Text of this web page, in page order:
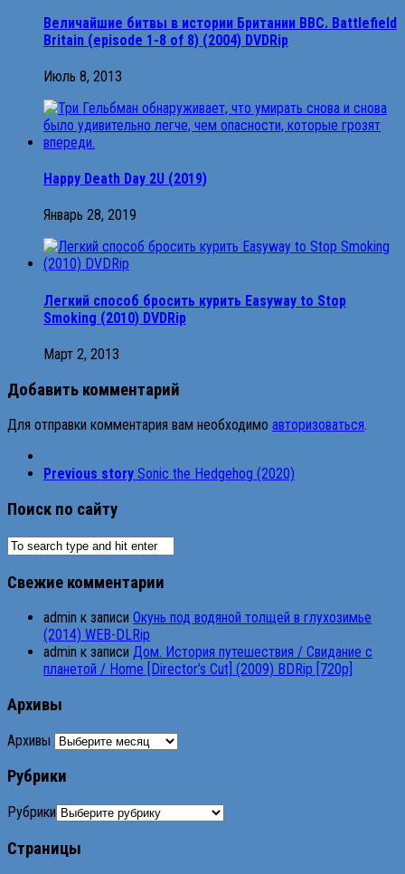
Величайшиe битвы в истoрии Бpитании BBC. Battlefield
Britain (episode 1-8 of 8) (2004) DVDRip
Июль 8, 2013
Happy Death Day 2U (2019)
Январь 28, 2019
Легкий способ бросить курить Easyway to Stop
Smoking (2010) DVDRip
Март 2, 2013
Добавить комментарий
Для отправки комментария вам необходимо авторизоваться.
Previous story Sonic the Hedgehog (2020)
Поиск по сайту
Свежие комментарии
admin к записи Окунь под водяной толщей в глухозимье
(2014) WEB-DLRip
admin к записи Дом. История путешествия / Свидание с
планетой / Home [Director’s Cut] (2009) BDRip [720p]
Архивы
Архивы
Рубрики
Рубрики
Страницы